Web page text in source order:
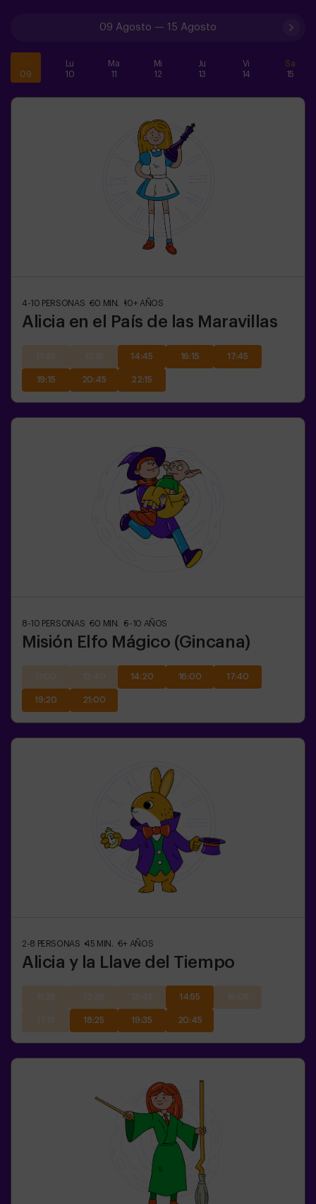
09 Agosto — 15 Agosto
09
Lu
10
Ma
11
Mi
12
Ju
13
Vi
14
Sa
15
4-10 PERSONAS 60 MIN. 10+ AÑOS
Alicia en el País de las Maravillas
14:45 16:15 17:45
19:15 20:45 22:15
8-10 PERSONAS 60 MIN. 6-10 AÑOS
Misión Elfo Mágico (Gincana)
14:20 16:00 17:40
19:20 21:00
2-8 PERSONAS 45 MIN. 6+ AÑOS
Alicia y la Llave del Tiempo
14:55
18:25 19:35 20:45